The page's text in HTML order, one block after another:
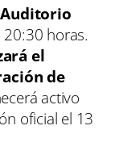
horas.
el
de
activo
oficial el 13